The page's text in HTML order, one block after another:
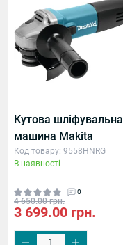
Кутова шліфувальна
машина Makita
Код товару: 9558HNRG
В наявності
0
4 650.00 грн.
3 699.00 грн.